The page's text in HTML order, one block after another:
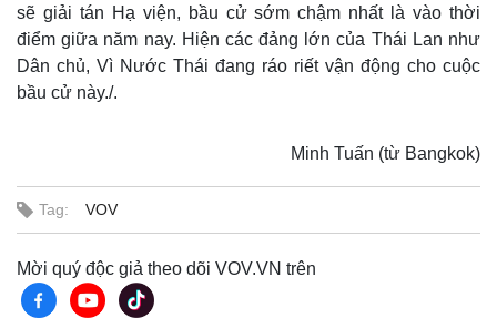
sẽ giải tán Hạ viện, bầu cử sớm chậm nhất là vào thời
điểm giữa năm nay. Hiện các đảng lớn của Thái Lan như
Dân chủ, Vì Nước Thái đang ráo riết vận động cho cuộc
bầu cử này./.
Minh Tuấn (từ Bangkok)
Tag: VOV
Mời quý độc giả theo dõi VOV.VN trên